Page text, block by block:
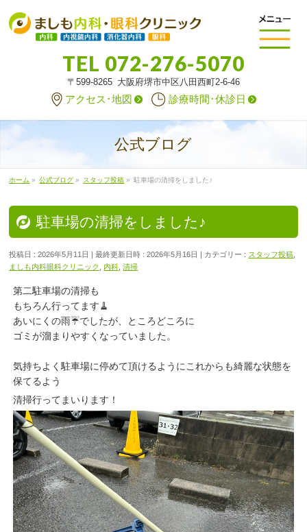
TEL 072-276-5070
〒599-8265 大阪府堺市中区八田西町2-6-46
アクセス･地図 診療時間･休診日
公式ブログ
ホーム » 公式ブログ » スタッフ投稿 » 駐車場の清掃をしました♪
駐車場の清掃をしました♪
投稿日 : 2026年5月11日 最終更新日時 : 2026年5月16日 カテゴリー : スタッフ投稿
ましも内科眼科クリニック
内科 ,清掃
第二駐車場の清掃も
もちろん行ってます🧹
あいにくの雨☔でしたが、ところどころに
ゴミが溜まりやすくなっていました。
気持ちよく駐車場に停めて頂けるようにこれからも綺麗な状態を
保てるよう
清掃行ってまいります！